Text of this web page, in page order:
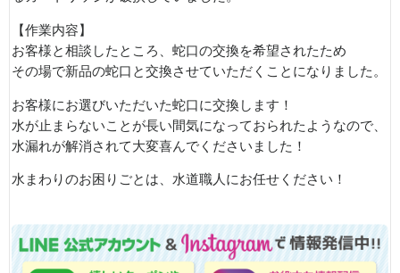
【作業内容】
お客様と相談したところ、蛇口の交換を希望されたため
その場で新品の蛇口と交換させていただくことになりました。
お客様にお選びいただいた蛇口に交換します！
水が止まらないことが長い間気になっておられたようなので、
水漏れが解消されて大変喜んでくださいました！
水まわりのお困りごとは、水道職人にお任せください！